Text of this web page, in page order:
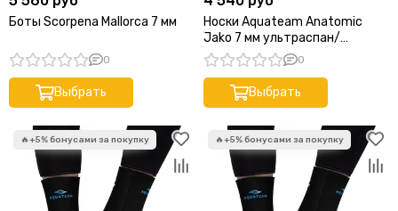
Боты Scorpena Mallorca 7 мм
0
Выбрать
Носки Aquateam Anatomic
Jako 7 мм ультраспан/
открытая черные
0
Выбрать